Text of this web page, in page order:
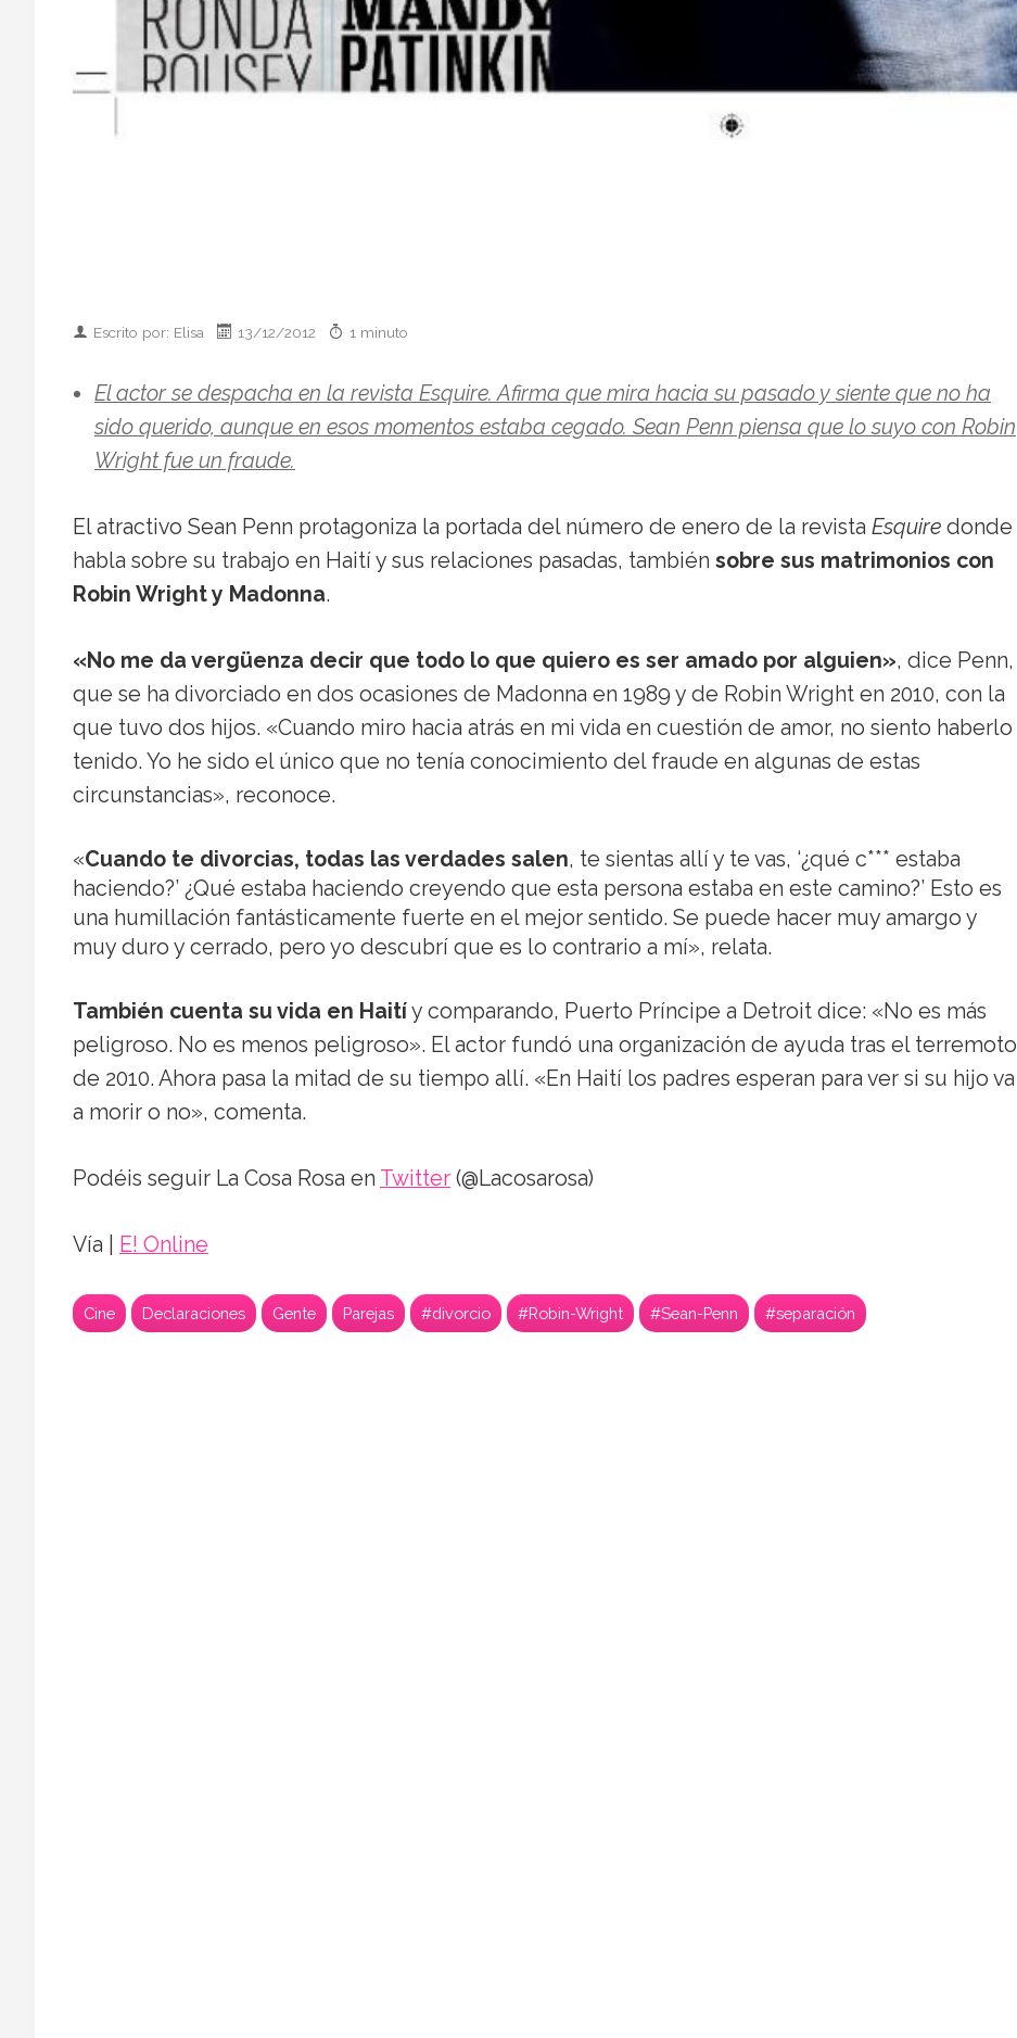
Escrito por: Elisa 13/12/2012 1 minuto
El actor se despacha en la revista Esquire. Afirma que mira hacia su pasado y siente que no ha
sido querido, aunque en esos momentos estaba cegado. Sean Penn piensa que lo suyo con Robin
Wright fue un fraude.
El atractivo Sean Penn protagoniza la portada del número de enero de la revista Esquire donde
habla sobre su trabajo en Haití y sus relaciones pasadas, también sobre sus matrimonios con
Robin Wright y Madonna.
«No me da vergüenza decir que todo lo que quiero es ser amado por alguien», dice Penn,
que se ha divorciado en dos ocasiones de Madonna en 1989 y de Robin Wright en 2010, con la
que tuvo dos hijos. «Cuando miro hacia atrás en mi vida en cuestión de amor, no siento haberlo
tenido. Yo he sido el único que no tenía conocimiento del fraude en algunas de estas
circunstancias», reconoce.
«Cuando te divorcias, todas las verdades salen, te sientas allí y te vas, ‘¿qué c*** estaba
haciendo?’ ¿Qué estaba haciendo creyendo que esta persona estaba en este camino?’ Esto es
una humillación fantásticamente fuerte en el mejor sentido. Se puede hacer muy amargo y
muy duro y cerrado, pero yo descubrí que es lo contrario a mí», relata.
También cuenta su vida en Haitíy comparando, Puerto Príncipe a Detroit dice: «No es más
peligroso. No es menos peligroso». El actor fundó una organización de ayuda tras el terremoto
de 2010. Ahora pasa la mitad de su tiempo allí. «En Haití los padres esperan para ver si su hijo va
a morir o no», comenta.
Podéis seguir La Cosa Rosa en Twitter (@Lacosarosa)
Vía | E! Online
Cine Declaraciones Gente Parejas #divorcio #Robin-Wright #Sean-Penn #separación